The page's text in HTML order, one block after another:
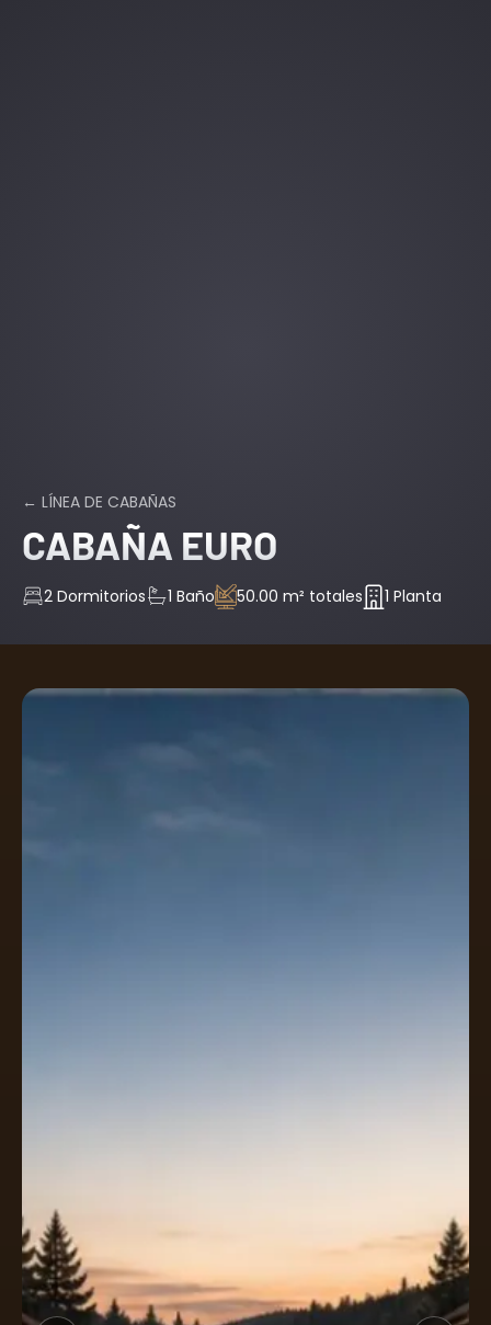
← LÍNEA DE CABAÑAS
CABAÑA EURO
2 Dormitorios 1 Baño 50.00 m² totales 1 Planta